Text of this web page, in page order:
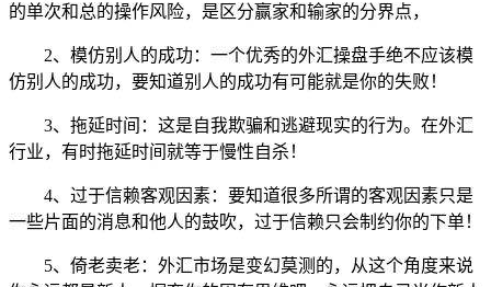
的单次和总的操作风险，是区分赢家和输家的分界点，
2、模仿别人的成功：一个优秀的外汇操盘手绝不应该模
仿别人的成功，要知道别人的成功有可能就是你的失败！
3、拖延时间：这是自我欺骗和逃避现实的行为。在外汇
行业，有时拖延时间就等于慢性自杀！
4、过于信赖客观因素：要知道很多所谓的客观因素只是
一些片面的消息和他人的鼓吹，过于信赖只会制约你的下单！
5、倚老卖老：外汇市场是变幻莫测的，从这个角度来说